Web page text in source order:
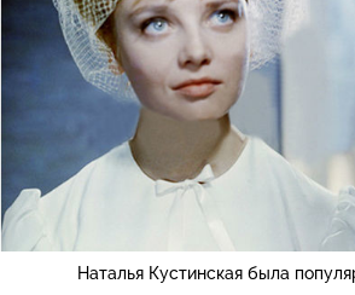
Наталья Кустинская была